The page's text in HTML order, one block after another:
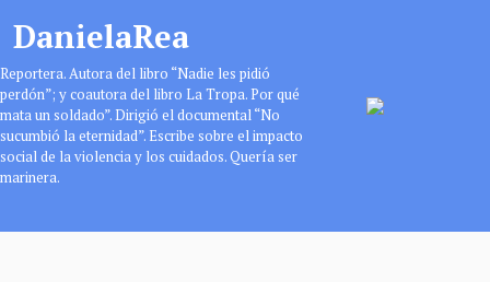
DanielaRea
Reportera. Autora del libro “Nadie les pidió
perdón”; y coautora del libro La Tropa. Por qué
mata un soldado”. Dirigió el documental “No
sucumbió la eternidad”. Escribe sobre el impacto
social de la violencia y los cuidados. Quería ser
marinera.